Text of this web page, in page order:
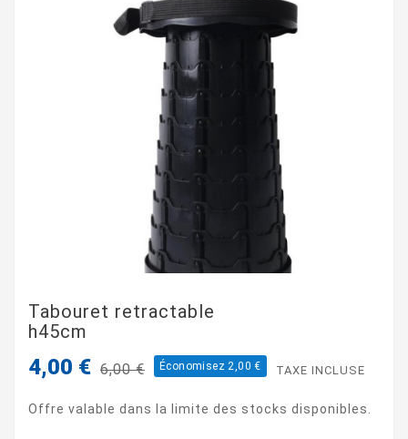
Tabouret retractable
h45cm
4,00 € 6,00 € Économisez 2,00 € TAXE INCLUSE
Offre valable dans la limite des stocks disponibles.